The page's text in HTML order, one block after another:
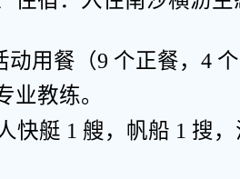
动用餐 （9 个正餐， 4 个
业教练。
快艇 1 艘，帆船 1 搜